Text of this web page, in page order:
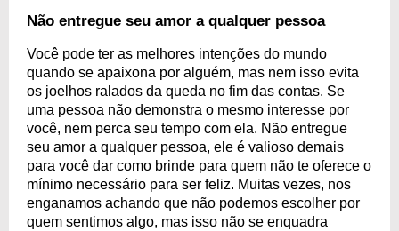
Não entregue seu amor a qualquer pessoa
Você pode ter as melhores intenções do mundo
quando se apaixona por alguém, mas nem isso evita
os joelhos ralados da queda no fim das contas. Se
uma pessoa não demonstra o mesmo interesse por
você, nem perca seu tempo com ela. Não entregue
seu amor a qualquer pessoa, ele é valioso demais
para você dar como brinde para quem não te oferece o
mínimo necessário para ser feliz. Muitas vezes, nos
enganamos achando que não podemos escolher por
quem sentimos algo, mas isso não se enquadra